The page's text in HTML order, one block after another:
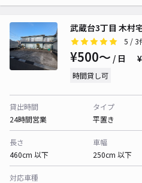
武蔵台3丁目 木村
5 / 3
¥500〜 / 日
時間貸し可
貸出時間
24時間営業
タイプ
平置き
長さ
460cm 以下
車幅
250cm 以下
対応車種